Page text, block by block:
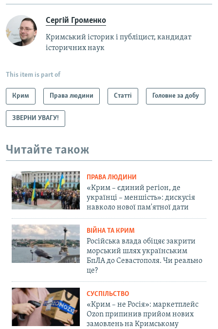
Сергій Громенко
Кримський історик і публіцист, кандидат
історичних наук
This item is part of
Крим Права людини Статті Головне за добу
ЗВЕРНИ УВАГУ!
Читайте також
ПРАВА ЛЮДИНИ
«Крим – єдиний регіон, де
українці – меншість»: дискусія
навколо нової пам'ятної дати
ВІЙНА ТА КРИМ
Російська влада обіцяє закрити
морський шлях українським
БпЛА до Севастополя. Чи реально
це?
СУСПІЛЬСТВО
«Крим – не Росія»: маркетплейс
Ozon припинив прийом нових
замовлень на Кримському